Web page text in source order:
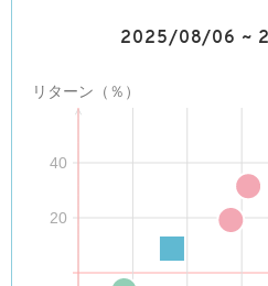
2025/08/06 ~
リターン（％）
20
40
信託報酬の総額は、日々のファンド
ファンドの信託報酬は、日々計上さ
されます。なお、毎計算期間の最初
末または信託終了のときファンドか
信託報酬率の配分は下記の通りとし